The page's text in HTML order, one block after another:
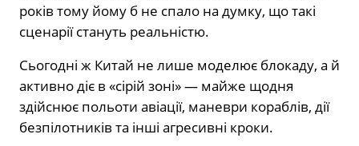
років тому йому б не спало на думку, що такі
сценарії стануть реальністю.
Сьогодні ж Китай не лише моделює блокаду, а й
активно діє в «сірій зоні» — майже щодня
здійснює польоти авіації, маневри кораблів, дії
безпілотників та інші агресивні кроки.